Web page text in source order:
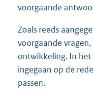
voorgaande
Zoals reeds
voorgaande
ontwikkeling. In
ingegaan op de
passen.